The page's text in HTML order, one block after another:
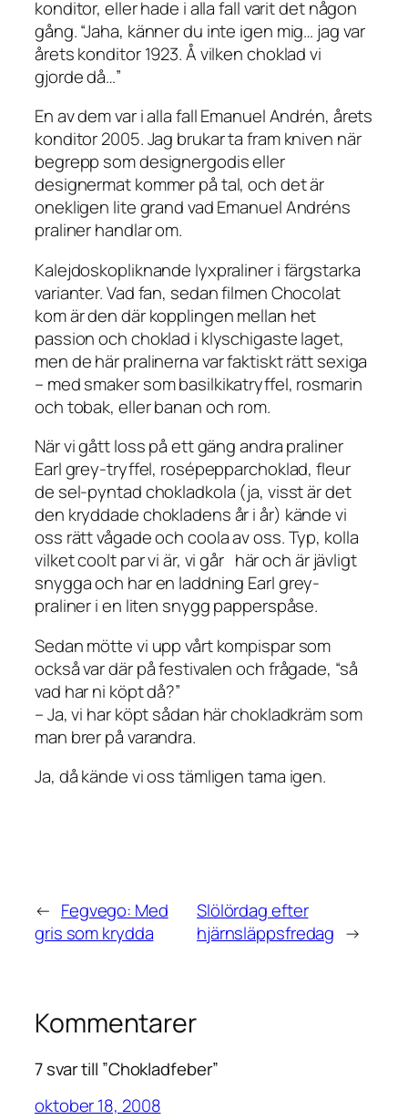
konditor, eller hade i alla fall varit det någon
gång. “Jaha, känner du inte igen mig… jag var
årets konditor 1923. Å vilken choklad vi
gjorde då…”
En av dem var i alla fall Emanuel Andrén, årets
konditor 2005. Jag brukar ta fram kniven när
begrepp som designergodis eller
designermat kommer på tal, och det är
onekligen lite grand vad Emanuel Andréns
praliner handlar om.
Kalejdoskopliknande lyxpraliner i färgstarka
varianter. Vad fan, sedan filmen Chocolat
kom är den där kopplingen mellan het
passion och choklad i klyschigaste laget,
men de här pralinerna var faktiskt rätt sexiga
– med smaker som basilkikatryffel, rosmarin
och tobak, eller banan och rom.
När vi gått loss på ett gäng andra praliner
Earl grey-tryffel, rosépepparchoklad, fleur
de sel-pyntad chokladkola (ja, visst är det
den kryddade chokladens år i år) kände vi
oss rätt vågade och coola av oss. Typ, kolla
vilket coolt par vi är, vi går här och är jävligt
snygga och har en laddning Earl grey-
praliner i en liten snygg papperspåse.
Sedan mötte vi upp vårt kompispar som
också var där på festivalen och frågade, “så
vad har ni köpt då?”
– Ja, vi har köpt sådan här chokladkräm som
man brer på varandra.
Ja, då kände vi oss tämligen tama igen.
← Fegvego: Med
gris som krydda
Slölördag efter
hjärnsläppsfredag →
Kommentarer
7 svar till ”Chokladfeber”
oktober 18, 2008